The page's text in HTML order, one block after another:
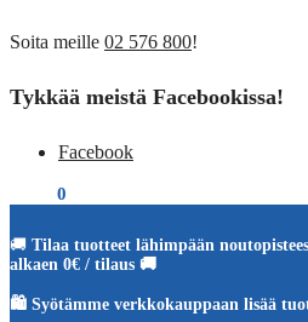
Soita meille 02 576 800!
Tykkää meistä Facebookissa!
Facebook
0
🚚 Tilaa tuotteet lähimpään
alkaen 0€ / tilaus 🚚
🛍️ Syötämme verkkokauppaan lisää